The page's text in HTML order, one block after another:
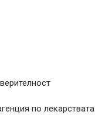
по лекарствата